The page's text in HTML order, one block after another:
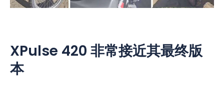
XPulse 420 非常接近其最终版
本